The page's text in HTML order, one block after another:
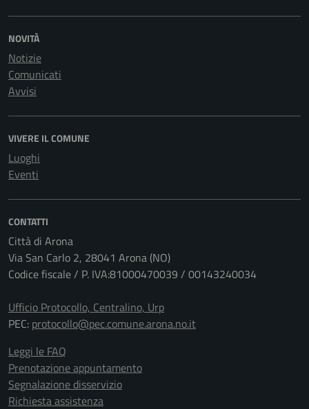
NOVITÀ
Notizie
Comunicati
Avvisi
VIVERE IL COMUNE
Luoghi
Eventi
CONTATTI
Città di Arona
Via San Carlo 2, 28041 Arona (NO)
Codice fiscale / P. IVA:81000470039 / 00143240034
Ufficio Protocollo, Centralino, Urp
PEC: protocollo@pec.comune.arona.no.it
Leggi le FAQ
Prenotazione appuntamento
Segnalazione disservizio
Richiesta assistenza